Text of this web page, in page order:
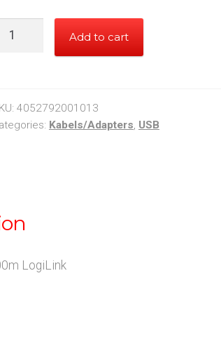
Add to cart
4052792001013
Kabels/Adapters, USB
LogiLink